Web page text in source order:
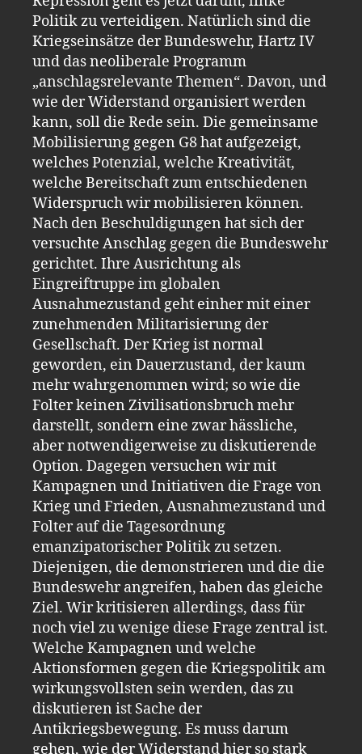
Politik zu verteidigen. Natürlich sind die
Kriegseinsätze der Bundeswehr, Hartz IV
und das neoliberale Programm
„anschlagsrelevante Themen“. Davon, und
wie der Widerstand organisiert werden
kann, soll die Rede sein. Die gemeinsame
Mobilisierung gegen G8 hat aufgezeigt,
welches Potenzial, welche Kreativität,
welche Bereitschaft zum entschiedenen
Widerspruch wir mobilisieren können.
Nach den Beschuldigungen hat sich der
versuchte Anschlag gegen die Bundeswehr
gerichtet. Ihre Ausrichtung als
Eingreiftruppe im globalen
Ausnahmezustand geht einher mit einer
zunehmenden Militarisierung der
Gesellschaft. Der Krieg ist normal
geworden, ein Dauerzustand, der kaum
mehr wahrgenommen wird; so wie die
Folter keinen Zivilisationsbruch mehr
darstellt, sondern eine zwar hässliche,
aber notwendigerweise zu diskutierende
Option. Dagegen versuchen wir mit
Kampagnen und Initiativen die Frage von
Krieg und Frieden, Ausnahmezustand und
Folter auf die Tagesordnung
emanzipatorischer Politik zu setzen.
Diejenigen, die demonstrieren und die die
Bundeswehr angreifen, haben das gleiche
Ziel. Wir kritisieren allerdings, dass für
noch viel zu wenige diese Frage zentral ist.
Welche Kampagnen und welche
Aktionsformen gegen die Kriegspolitik am
wirkungsvollsten sein werden, das zu
diskutieren ist Sache der
Antikriegsbewegung. Es muss darum
gehen, wie der Widerstand hier so stark